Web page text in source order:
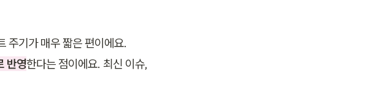
기가 매우 짧은 편이에요.
반영한다는 점이에요. 최신 이슈,